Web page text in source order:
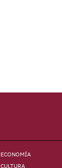
ECONOMÍA
CULTURA